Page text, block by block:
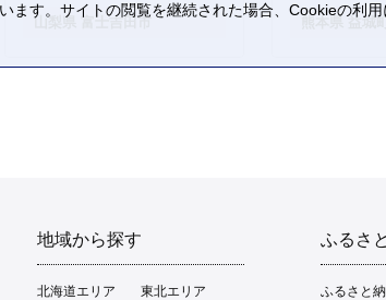
山梨県 富士吉田市 熊本県 益城町
地域から探す
北海道エリア
東北エリア
ふるさ
ふるさと
す。サイトの閲覧を継続された場合、Cookieの利用